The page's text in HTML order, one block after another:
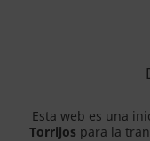
Esta web es una
Torrijos para la